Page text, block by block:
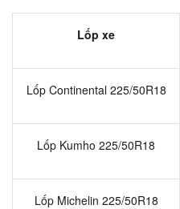
Lốp xe
Lốp Continental 225/50R18
Lốp Kumho 225/50R18
Lốp Michelin 225/50R18